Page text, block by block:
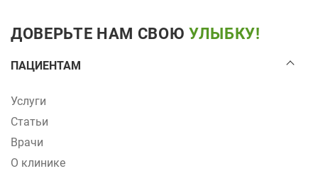
ДОВЕРЬТЕ НАМ СВОЮ УЛЫБКУ!
ПАЦИЕНТАМ
Услуги
Статьи
Врачи
О клинике